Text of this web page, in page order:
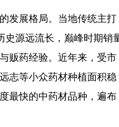
发展格局。当地传统主打
史源远流长，巅峰时期销
贩药经验。近年来，受市
志等小众药材种植面积稳
最快的中药材品种，遍布